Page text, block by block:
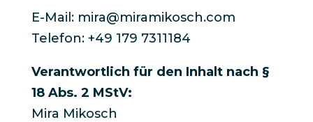
E-Mail: mira@miramikosch.com
Telefon: +49 179 7311184
Verantwortlich für den Inhalt nach §
18 Abs. 2 MStV:
Mira Mikosch